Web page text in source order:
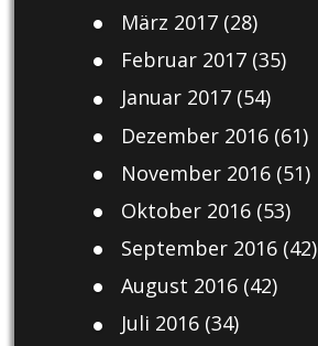
März 2017(28)
Februar 2017(35)
Januar 2017(54)
Dezember 2016(61)
November 2016(51)
Oktober 2016(53)
September 2016(42)
August 2016(42)
Juli 2016(34)